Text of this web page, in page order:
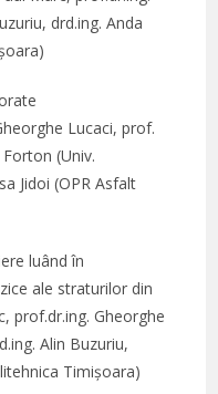
drd.ing. Anda
Lucaci, prof.
(Univ.
Jidoi (OPR Asfalt
luând în
ale straturilor din
prof.dr.ing. Gheorghe
Alin Buzuriu,
Timișoara)